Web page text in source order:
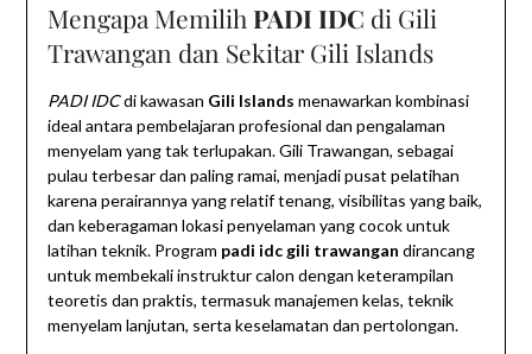
Mengapa Memilih PADI IDC di Gili
Trawangan dan Sekitar Gili Islands
PADI IDCdi kawasan Gili Islands menawarkan kombinasi
ideal antara pembelajaran profesional dan pengalaman
menyelam yang tak terlupakan. Gili Trawangan, sebagai
pulau terbesar dan paling ramai, menjadi pusat pelatihan
karena perairannya yang relatif tenang, visibilitas yang baik,
dan keberagaman lokasi penyelaman yang cocok untuk
latihan teknik. Program padi idc gili trawangan dirancang
untuk membekali instruktur calon dengan keterampilan
teoretis dan praktis, termasuk manajemen kelas, teknik
menyelam lanjutan, serta keselamatan dan pertolongan.